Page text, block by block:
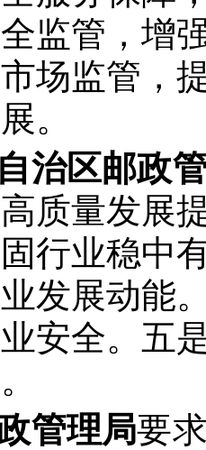
监管，增
场监管，
。
治区邮政
质量发展
行业稳中
发展动能
安全。五
管理局要